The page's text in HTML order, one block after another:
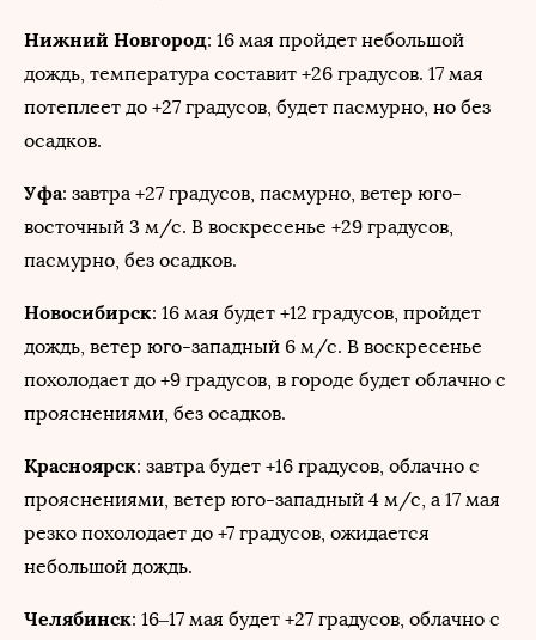
Нижний Новгород: 16 мая пройдет небольшой
дождь, температура составит +26 градусов. 17 мая
потеплеет до +27 градусов, будет пасмурно, но без
осадков.
Уфа: завтра +27 градусов, пасмурно, ветер юго-
восточный 3 м/с. В воскресенье +29 градусов,
пасмурно, без осадков.
Новосибирск: 16 мая будет +12 градусов, пройдет
дождь, ветер юго-западный 6 м/с. В воскресенье
похолодает до +9 градусов, в городе будет облачно с
прояснениями, без осадков.
Красноярск: завтра будет +16 градусов, облачно с
прояснениями, ветер юго-западный 4 м/с, а 17 мая
резко похолодает до +7 градусов, ожидается
небольшой дождь.
Челябинск: 16–17 мая будет +27 градусов, облачно с